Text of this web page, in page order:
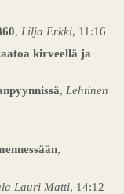
, Lilja Erkki, 11:16
kirveellä ja
, Lehtinen
,
Lauri Matti, 14:12